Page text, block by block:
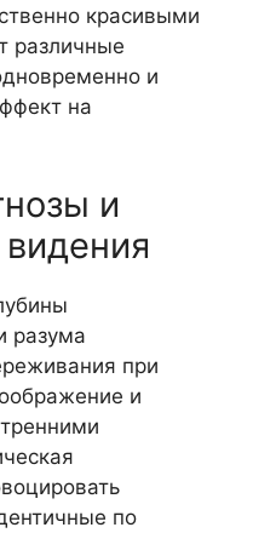
красивыми
различные
и
на
и
разума
при
и
по